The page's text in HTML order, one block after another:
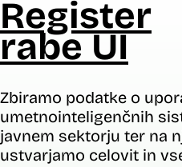
Register
rabe UI
Zbiramo podatke o
umetnointeligenčnih
javnem sektorju ter na
ustvarjamo celovit in